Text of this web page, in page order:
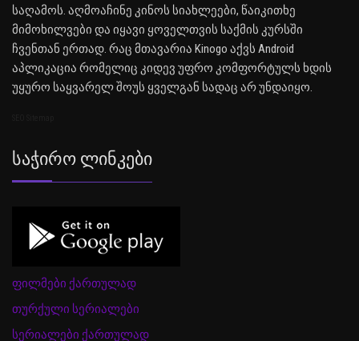
საღამოს. აღმოაჩინე კინოს სიახლეები, წაიკითხე
მიმოხილვები და იყავი ყოველთვის საქმის კურსში
ჩვენთან ერთად. რაც მთავარია Kinogo აქვს Android
აპლიკაცია რომელიც კიდევ უფრო კომფორტულს ხდის
უყურო საყვარელ შოუს ყველგან სადაც არ უნდაიყო.
Საჭირო Ლინკები
ფილმები ქართულად
თურქული სერიალები
სერიალები ქართულად